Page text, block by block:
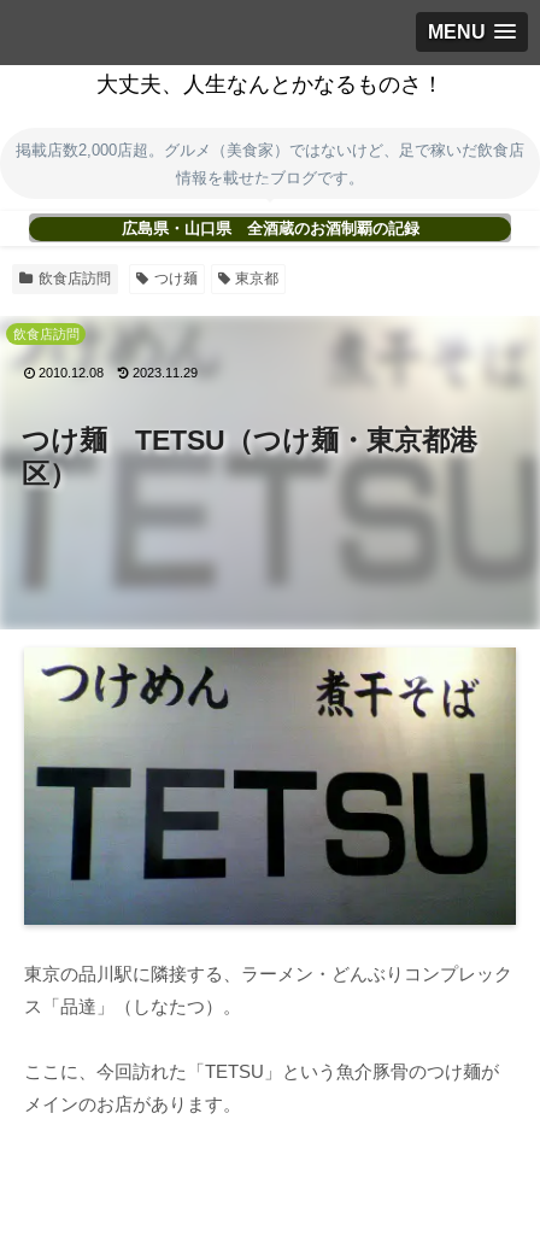
MENU
大丈夫、人生なんとかなるものさ！
掲載店数2,000店超。グルメ（美食家）ではないけど、足で稼いだ飲食店
情報を載せたブログです。
広島県・山口県 全酒蔵のお酒制覇の記録
飲食店訪問 つけ麺 東京都
つけ麺 TETSU（つけ麺・東京都港
区）
飲食店訪問
2010.12.08 2023.11.29
東京の品川駅に隣接する、ラーメン・どんぶりコンプレック
ス「品達」（しなたつ）。
ここに、今回訪れた「TETSU」という魚介豚骨のつけ麺が
メインのお店があります。